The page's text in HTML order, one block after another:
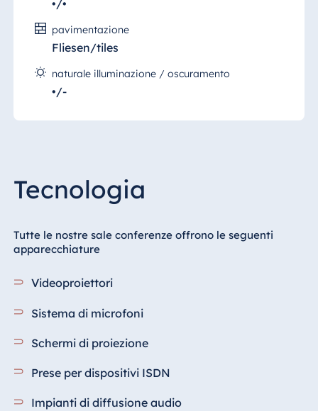
•/•
pavimentazione
Fliesen/tiles
naturale illuminazione / oscuramento
•/-
Tecnologia
Tutte le nostre sale conferenze offrono le seguenti
apparecchiature
Videoproiettori
Sistema di microfoni
Schermi di proiezione
Prese per dispositivi ISDN
Impianti di diffusione audio